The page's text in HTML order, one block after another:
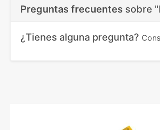
Preguntas frecuentes sobre
¿Tienes alguna pregunta?